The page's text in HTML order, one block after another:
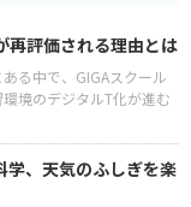
再評価される理由とは
る中で、GIGAスクール
境のデジタルT化が進む
学、天気のふしぎを楽